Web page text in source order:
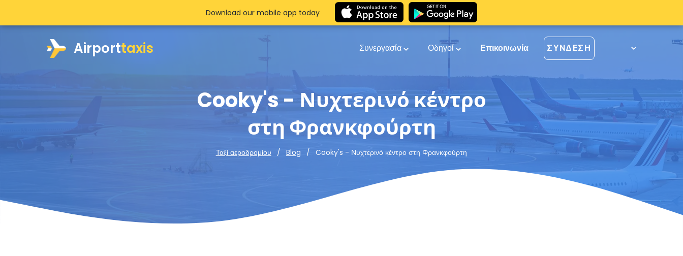
Airporttaxis Συνεργασία Οδηγοί Επικοινωνία ΣΎΝΔΕΣΗ
Cooky's - Νυχτερινό κέντρο
στη Φρανκφούρτη
Ταξί αεροδρομίου Blog Cooky's - Νυχτερινό κέντρο στη Φρανκφούρτη
Download our mobile app today